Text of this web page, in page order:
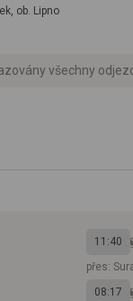
ob. Lipno
všechny
11:40
přes:
08:17